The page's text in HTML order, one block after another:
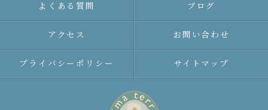
よくある質問 ブログ
アクセス お問い合わせ
プライバシーポリシー サイトマップ